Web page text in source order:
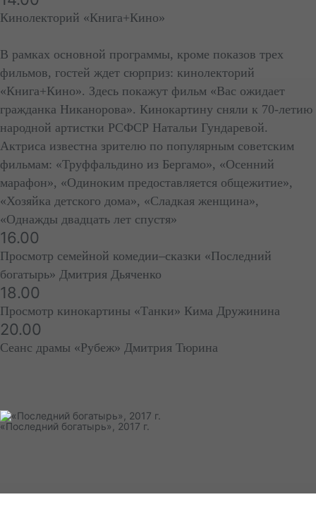
Кинолекторий «Книга+Кино»
В рамках основной программы, кроме показов трех
фильмов, гостей ждет сюрприз: кинолекторий
«Книга+Кино». Здесь покажут фильм «Вас ожидает
гражданка Никанорова». Кинокартину сняли к 70-летию
народной артистки РСФСР Натальи Гундаревой.
Актриса известна зрителю по популярным советским
фильмам: «Труффальдино из Бергамо», «Осенний
марафон», «Одиноким предоставляется общежитие»,
«Хозяйка детского дома», «Сладкая женщина»,
«Однажды двадцать лет спустя»
16.00
Просмотр семейной комедии–сказки «Последний
богатырь» Дмитрия Дьяченко
18.00
Просмотр кинокартины «Танки» Кима Дружинина
20.00
Сеанс драмы «Рубеж» Дмитрия Тюрина
«Последний богатырь», 2017 г.